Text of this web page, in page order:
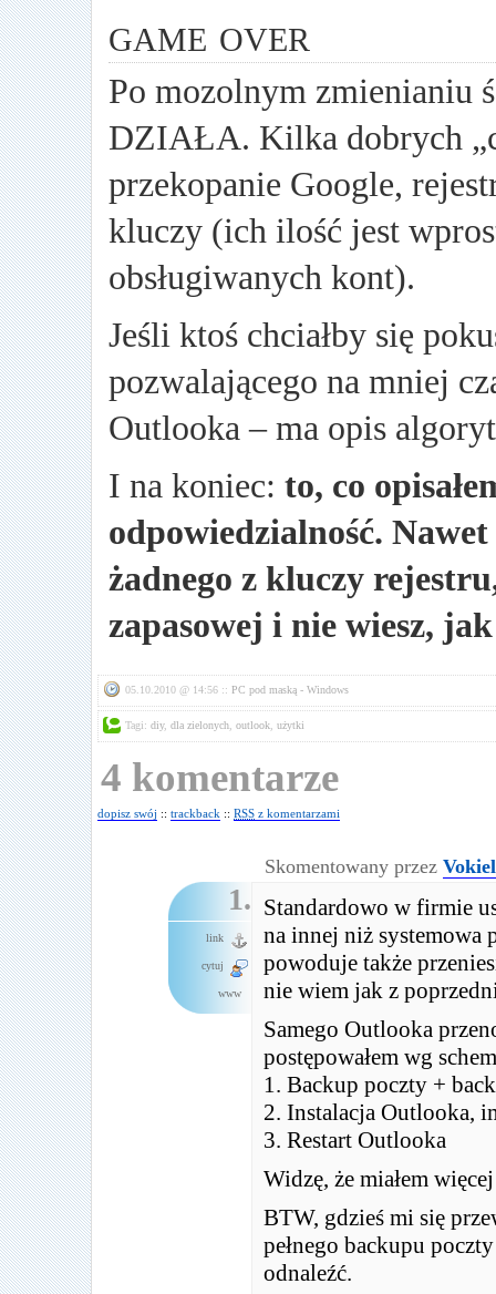
game over
Po mozolnym zmienianiu
DZIAŁA. Kilka dobrych
przekopanie Google,
kluczy (ich ilość jest
obsługiwanych kont).
Jeśli ktoś chciałby się
pozwalającego na mniej
Outlooka – ma opis
I na koniec:to, co
odpowiedzialność.
żadnego z kluczy
zapasowej i nie wiesz,
05.10.2010 @ 14:56 ::PC pod maską - Windows
Tagi:diy,dla zielonych ,outlook ,użytki
4 komentarze
dopisz swój ::trackback ::RSS z komentarzami
Skomentowany przez Vokiel
Standardowo w firmie
na innej niż systemowa
powoduje także
nie wiem jak z
Samego Outlooka
postępowałem wg
1. Backup poczty +
2. Instalacja Outlooka,
3. Restart Outlooka
Widzę, że miałem
BTW, gdzieś mi się
pełnego backupu
odnaleźć.
1.
link
cytuj
www